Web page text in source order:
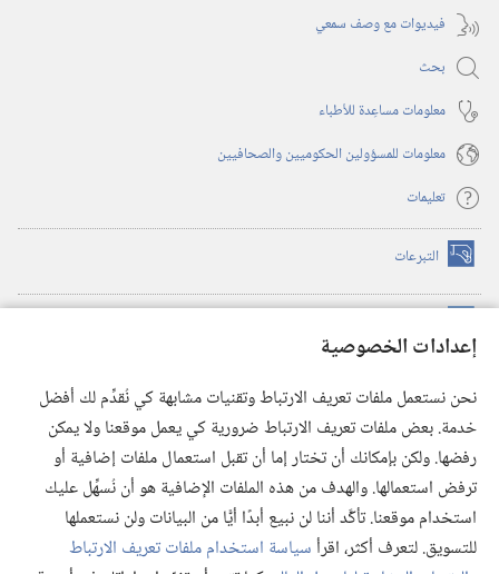
إعدادات الخصوصية
نحن نستعمل ملفات تعريف الارتباط وتقنيات مشابهة كي نُقدِّم لك أفضل
خدمة. بعض ملفات تعريف الارتباط ضرورية كي يعمل موقعنا ولا يمكن
رفضها. ولكن بإمكانك أن تختار إما أن تقبل استعمال ملفات إضافية أو
ترفض استعمالها. والهدف من هذه الملفات الإضافية هو أن نُسهِّل عليك
استخدام موقعنا. تأكَّد أننا لن نبيع أبدًا أيًّا من البيانات ولن نستعملها
للتسويق. لتعرف أكثر، اقرأسياسة استخدام ملفات تعريف الارتباط
فيديوات مع وصف سمعي
بحث
معلومات مساعِدة للأطباء
معلومات للمسؤولين الحكوميين والصحافيين
تعليمات
التبرعات (يفتح
نافذة
(يفتح
نافذة
(يفتح
نافذة
جديدة) تطبيق ®
JW Library
مكتبة برج المراقبة